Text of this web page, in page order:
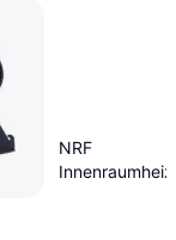
NRF